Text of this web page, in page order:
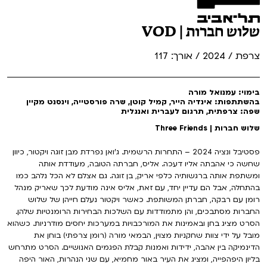
שלוש חברות | VOD
צרפת / 2024 / אורך: 117
בימוי: עמנואל מורה
בהשתתפות: אינדיה הייר, קמיל קוטן, שרה פורסטייה, וינסנט מקיין
שפה: צרפתית, תרגום לעברית ואנגלית
שלוש חברות | Three Friends
פסטיבל ונציה 2024 – התחרות הרשמית. ג'ואן נפרדת מבן זוגה ויקטור, כיוון
שחשה כי אהבתה אליו דעכה. אליס, חברתה הטובה, מעודדת אותה
ומשתפת אותה ברגשותיה כלפי אריק, בן זוגה. גם אצלם לא הכל נלהב כמו
בהתחלה, אבל הם עדיין יחד, עם זאת, אליס אינה מודעת לכך שאריק מנהל
רומן עם רבקה, חברתן המשותפת. כאשר ויקטור נעלם חייהן של שלוש
החברות מסתבכים, והן מתמודדות עם השלכות הבחירות הרומנטיות שלהן.
הסרט מציג בחן ובאמינות את המורכבויות במערכות יחסים מודרניות. כשהוא
מובל על ידי צוות שחקניות מצוין, הבמאי מורה (רומן צרפתי) בוחן את
הדינמיקה בין אהבה, ידידות ואמנות קבלת הפגמים האנושיים. הסרט מתרחש
בליון היפהפייה, ומציג את העיר באור מחמיא, עם שני הנהרות, האור היפה